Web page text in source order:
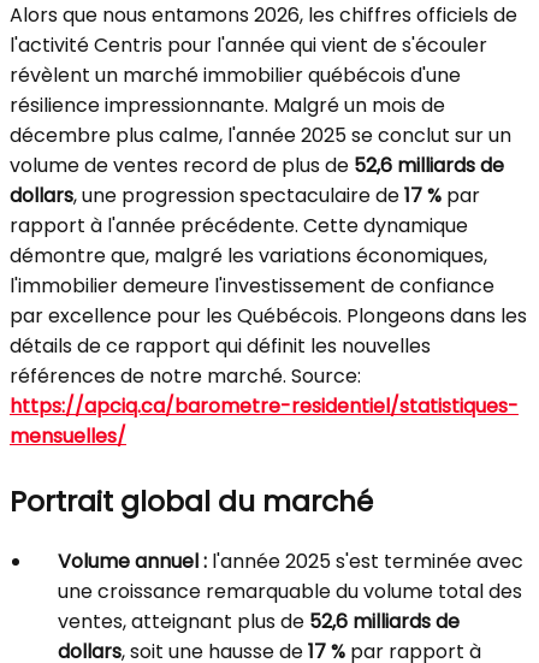
Alors que nous entamons 2026, les chiffres officiels de
l'activité Centris pour l'année qui vient de s'écouler
révèlent un marché immobilier québécois d'une
résilience impressionnante. Malgré un mois de
décembre plus calme, l'année 2025 se conclut sur un
volume de ventes record de plus de 52,6 milliards de
dollars, une progression spectaculaire de17 % par
rapport à l'année précédente. Cette dynamique
démontre que, malgré les variations économiques,
l'immobilier demeure l'investissement de confiance
par excellence pour les Québécois. Plongeons dans les
détails de ce rapport qui définit les nouvelles
références de notre marché. Source:
https://apciq.ca/barometre-residentiel/statistiques-
mensuelles/
Portrait global du marché
Volume annuel : l'année 2025 s'est terminée avec
une croissance remarquable du volume total des
ventes, atteignant plus de 52,6 milliards de
dollars, soit une hausse de17 % par rapport à